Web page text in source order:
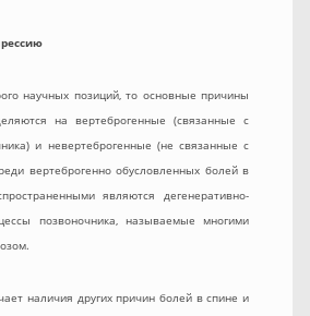
научных позиций, то основные причины
на вертеброгенные (связанные с
и невертеброгенные (не связанные с
вертеброгенно обусловленных болей в
являются дегенеративно-
позвоночника, называемые многими
наличия других причин болей в спине и